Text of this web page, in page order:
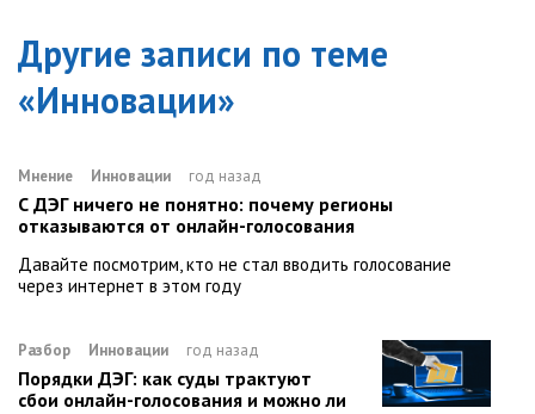
Другие записи по теме
«Инновации»
Мнение Инновации год назад
С ДЭГ ничего не понятно: почему регионы
отказываются от онлайн-голосования
Давайте посмотрим, кто не стал вводить голосование
через интернет в этом году
Разбор Инновации год назад
Порядки ДЭГ: как суды трактуют
сбои онлайн-голосования и можно ли